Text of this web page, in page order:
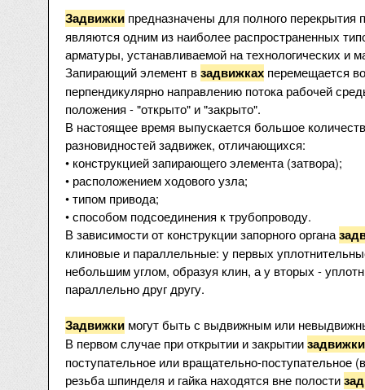
Задвижки предназначены для полного перекрытия
являются одним из наиболее распространенных
арматуры, устанавливаемой на технологических и
Запирающий элемент взадвижкахперемещается
перпендикулярно направлению потока рабочей
положения - "открыто" и "закрыто".
В настоящее время выпускается большое
разновидностей задвижек, отличающихся:
• конструкцией запирающего элемента (затвора);
• расположением ходового узла;
• типом привода;
• способом подсоединения к трубопроводу.
В зависимости от конструкции запорного органа
клиновые и параллельные: у первых
небольшим углом, образуя клин, а у вторых -
параллельно друг другу.
Задвижкимогут быть с выдвижным или
В первом случае при открытии и закрытиизадвижки
поступательное или вращательно-поступательное
резьба шпинделя и гайка находятся вне полости